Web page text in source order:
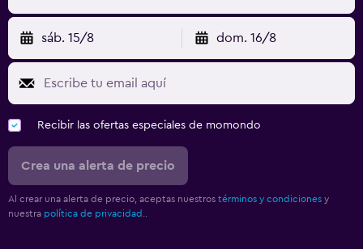
sáb. 15/8 dom. 16/8
Recibir las ofertas especiales de momondo
Crea una alerta de precio
Al crear una alerta de precio, aceptas nuestros términos y condiciones y
nuestra política de privacidad.